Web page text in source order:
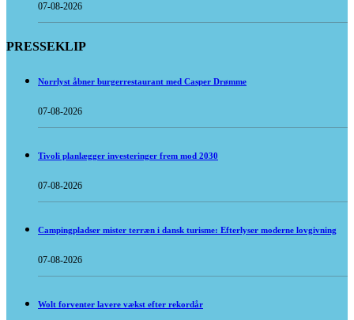
07-08-2026
PRESSEKLIP
Norrlyst åbner burgerrestaurant med Casper Drømme
07-08-2026
Tivoli planlægger investeringer frem mod 2030
07-08-2026
Campingpladser mister terræn i dansk turisme: Efterlyser moderne lovgivning
07-08-2026
Wolt forventer lavere vækst efter rekordår